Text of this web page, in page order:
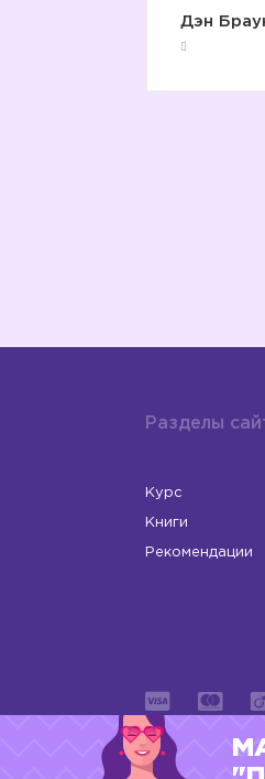
Дэн
Разделы
Курс
Книги
Рекомендации
ИП Левчук